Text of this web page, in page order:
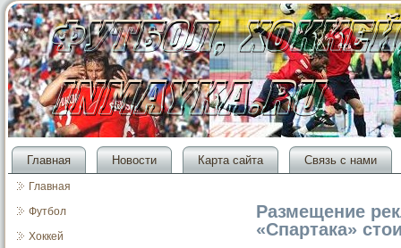
Главная Новости Карта сайта Связь с нами
Главная
Футбол
Хоккей
Размещение
«Спартака»